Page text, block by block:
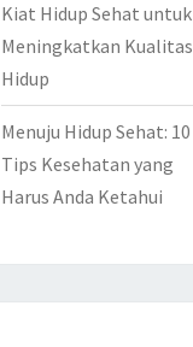
Kiat Hidup Sehat untuk
Meningkatkan Kualitas
Hidup
Menuju Hidup Sehat: 10
Tips Kesehatan yang
Harus Anda Ketahui